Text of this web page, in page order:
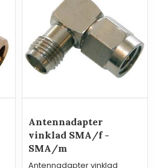
Antennadapter
vinklad SMA/f -
SMA/m
Antennadapter vinklad